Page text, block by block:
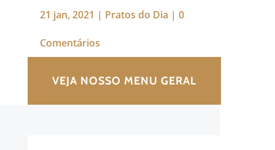
21 jan, 2021 | Pratos do Dia | 0
Comentários
VEJA NOSSO MENU GERAL